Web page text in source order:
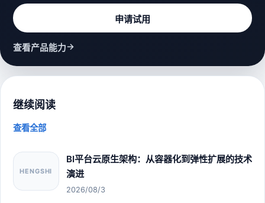
申请试用
查看产品能力→
继续阅读
查看全部
HENGSHI
BI平台云原生架构：从容器化到弹性扩展的技术
演进
2026/08/3